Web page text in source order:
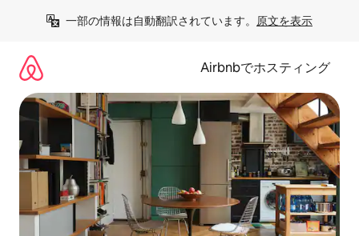
一部の情報は自動翻訳されています。 原文を表示
Airbnbでホスティング